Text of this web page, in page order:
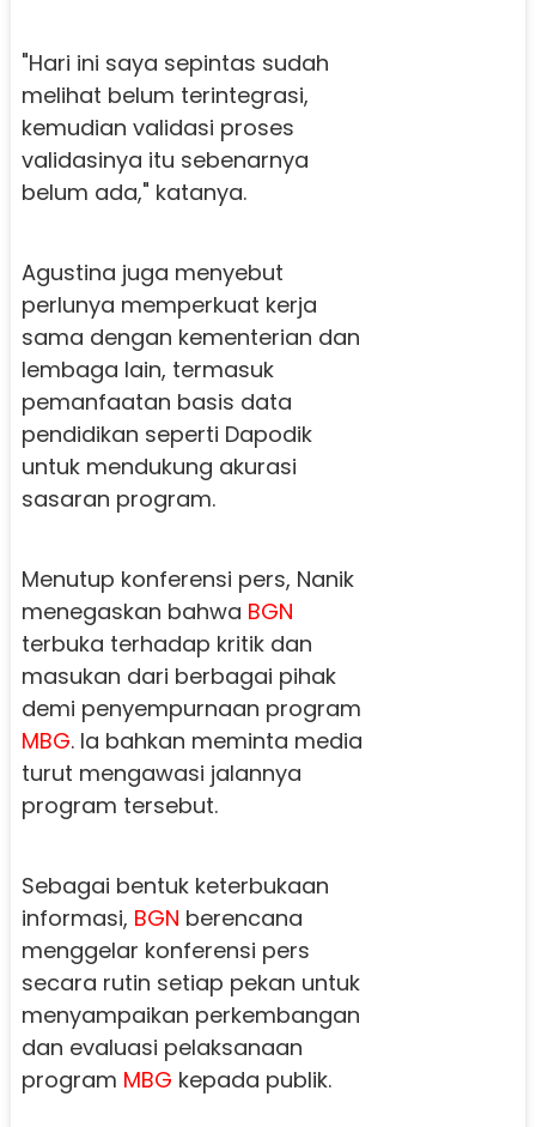
"Hari ini saya sepintas sudah
melihat belum terintegrasi,
kemudian validasi proses
validasinya itu sebenarnya
belum ada," katanya.
Agustina juga menyebut
perlunya memperkuat kerja
sama dengan kementerian dan
lembaga lain, termasuk
pemanfaatan basis data
pendidikan seperti Dapodik
untuk mendukung akurasi
sasaran program.
Menutup konferensi pers, Nanik
menegaskan bahwa BGN
terbuka terhadap kritik dan
masukan dari berbagai pihak
demi penyempurnaan program
MBG. Ia bahkan meminta media
turut mengawasi jalannya
program tersebut.
Sebagai bentuk keterbukaan
informasi, BGN berencana
menggelar konferensi pers
secara rutin setiap pekan untuk
menyampaikan perkembangan
dan evaluasi pelaksanaan
program MBG kepada publik.